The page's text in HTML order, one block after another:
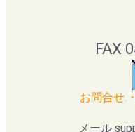
FAX
お問合せ.
メール